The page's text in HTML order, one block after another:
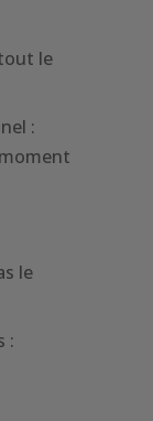
le
:
le
: